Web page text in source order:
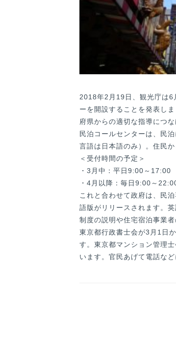
2018年2月19日、観光庁は6
ーを開設することを発表し
府県からの適切な指導につ
民泊コールセンターは、民
言語は日本語のみ）。住民
＜受付時間の予定＞
・3月中：平日9:00～17:00
・4月以降：毎日9:00～
これと合わせて政府は、民
語版がリリースされます。
制度の説明や住宅宿泊事業
東京都行政書士会が3月1日
す。東京都マンション管理
います。官民あげて電話な